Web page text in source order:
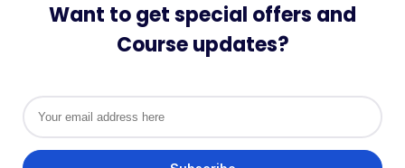
Want to get special offers and
Course updates?